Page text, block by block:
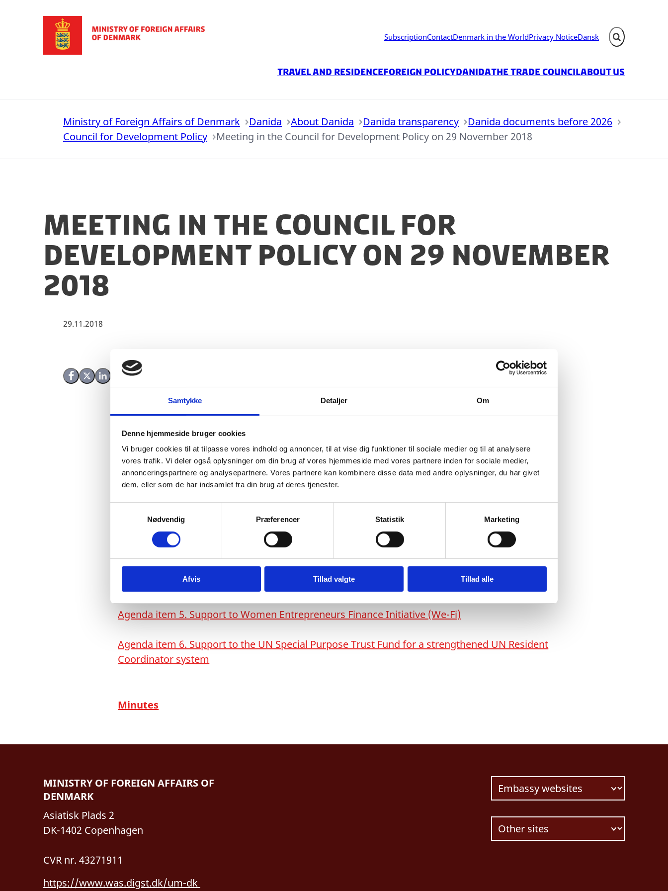
Samtykke Detaljer Om
Denne hjemmeside bruger cookies
Vi bruger cookies til at tilpasse vores indhold og annoncer, til at vise dig funktioner til sociale medier og til at analysere
vores trafik. Vi deler også oplysninger om din brug af vores hjemmeside med vores partnere inden for sociale medier,
annonceringspartnere og analysepartnere. Vores partnere kan kombinere disse data med andre oplysninger, du har givet
dem, eller som de har indsamlet fra din brug af deres tjenester.
v
Nødvendig Præferencer Statistik Marketing
Afvis Tillad valgte Tillad alle
SubscriptionContactDenmark in the WorldPrivacy NoticeDansk Expand search
Travel and residenceForeign PolicyDanidaThe Trade CouncilAbout us
Ministry of Foreign Affairs of Denmark Danida About Danida Danida transparency
Danida documents before 2026
Council for Development Policy
Meeting in the Council for Development Policy on 29 November 2018
Meeting in the Council for
Development Policy on 29 November
2018
29.11.2018
Share on Facebook
Share on X (Twitter)
Share on LinkedIn
Agenda
Agenda item 2. Thematic discussion: Humanitarian-Development-Peacebuilding
(in Danish)
Agenda item 4. Strategy for Denmark’s Cooperation with the International Committee of the
Red Cross (ICRC)
Agenda item 5. Support to Women Entrepreneurs Finance Initiative (We-Fi)
Agenda item 6. Support to the UN Special Purpose Trust Fund for a strengthened UN Resident
Coordinator system
Minutes
MINISTRY OF FOREIGN AFFAIRS OF
DENMARK
Asiatisk Plads 2
DK-1402 Copenhagen
CVR nr. 43271911
https://www.was.digst.dk/um-dk